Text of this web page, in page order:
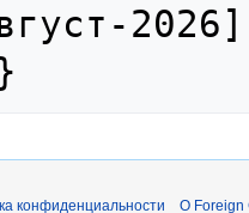
конфиденциальности О Foreign